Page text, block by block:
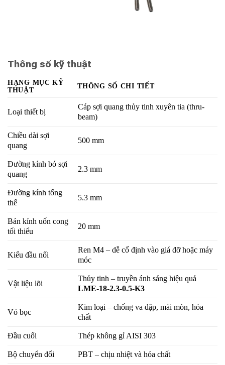
Thông số kỹ thuật
HẠNG MỤC KỸ
THUẬT
THÔNG SỐ CHI TIẾT
Loại thiết bị
Cáp sợi quang thủy tinh xuyên tia (thru-
beam)
Chiều dài sợi
quang
500 mm
Đường kính bó sợi
quang
2.3 mm
Đường kính tổng
thể
5.3 mm
Bán kính uốn cong
tối thiểu
20 mm
Kiểu đầu nối
Ren M4 – dễ cố định vào giá đỡ hoặc máy
móc
Vật liệu lõi
Thủy tinh – truyền ánh sáng hiệu quả
LME-18-2.3-0.5-K3
Vỏ bọc
Kim loại – chống va đập, mài mòn, hóa
chất
Đầu cuối Thép không gỉ AISI 303
Bộ chuyển đổi PBT – chịu nhiệt và hóa chất